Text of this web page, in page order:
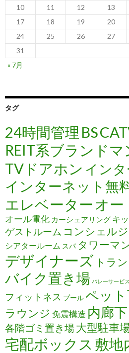
10 11 12 13
17
18 19 20
24
25 26 27
31
« 7月
タグ
24時間管理 BS
REIT系ブランド
TVドアホン イン
インターネット無
エレベーター オー
オール電化 カーシェアリング キ
ゲストルーム コンシェルジ
シアタールーム スパ タワーマ
デザイナーズ トラ
バイク置き場 バレーサービス
フィットネス プールペッ
ラウンジ 免震構造 内廊下
各階ゴミ置き場大型駐車
宅配ボックス 敷地